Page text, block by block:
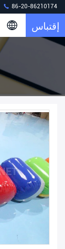
86-20-86210174
إقتباس